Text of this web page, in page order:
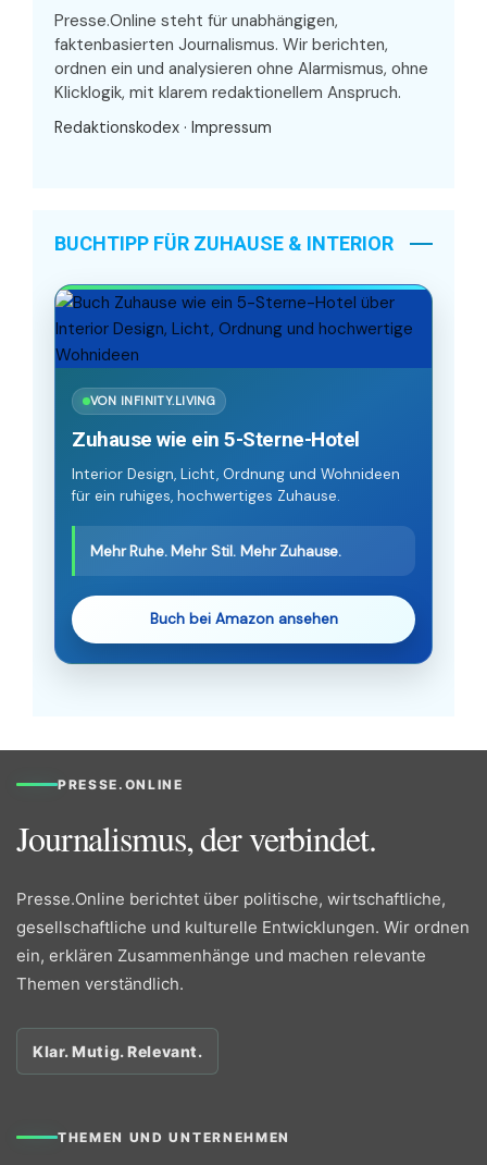
Presse.Online steht für unabhängigen,
faktenbasierten Journalismus. Wir berichten,
ordnen ein und analysieren ohne Alarmismus, ohne
Klicklogik, mit klarem redaktionellem Anspruch.
Redaktionskodex · Impressum
BUCHTIPP FÜR ZUHAUSE & INTERIOR
VON INFINITY.LIVING
Zuhause wie ein 5-Sterne-Hotel
Interior Design, Licht, Ordnung und Wohnideen
für ein ruhiges, hochwertiges Zuhause.
Mehr Ruhe. Mehr Stil. Mehr Zuhause.
Buch bei Amazon ansehen
PRESSE.ONLINE
Journalismus, der verbindet.
Presse.Online berichtet über politische, wirtschaftliche,
gesellschaftliche und kulturelle Entwicklungen. Wir ordnen
ein, erklären Zusammenhänge und machen relevante
Themen verständlich.
Klar. Mutig. Relevant.
THEMEN UND UNTERNEHMEN